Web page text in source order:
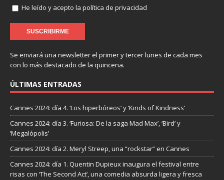
He leído y acepto la política de privacidad
Se enviará una newsletter el primer y tercer lunes de cada mes
con lo más destacado de la quincena.
ÚLTIMAS ENTRADAS
Cannes 2024: día 4. ‘Los hiperbóreos’ y ‘Kinds of Kindness’
Cannes 2024: día 3. ‘Furiosa: De la saga Mad Max’, ‘Bird’ y
‘Megalópolis’
Cannes 2024: día 2. Meryl Streep, una “rockstar” en Cannes
Cannes 2024: día 1. Quentin Dupieux inaugura el festival entre
risas con ‘The Second Act’, una comedia absurda ligera y fresca